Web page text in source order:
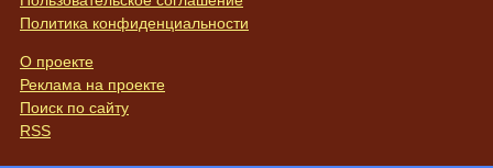
Политика конфиденциальности
О проекте
Реклама на проекте
Поиск по сайту
RSS